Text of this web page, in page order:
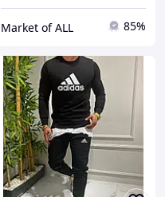
Market of ALL 85%